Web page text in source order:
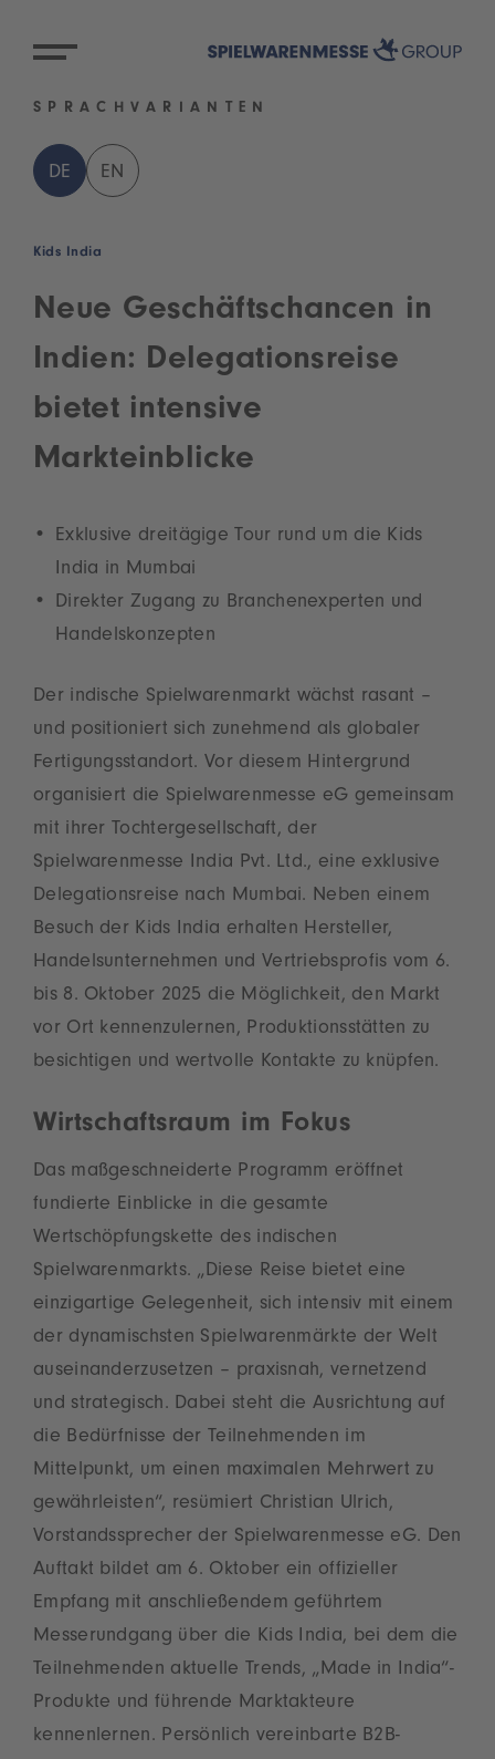
SPRACHVARIANTEN
DE EN
Kids India
Neue Geschäftschancen in
Indien: Delegationsreise
bietet intensive
Markteinblicke
Exklusive dreitägige Tour rund um die Kids
India in Mumbai
Direkter Zugang zu Branchenexperten und
Handelskonzepten
Der indische Spielwarenmarkt wächst rasant –
und positioniert sich zunehmend als globaler
Fertigungsstandort. Vor diesem Hintergrund
organisiert die Spielwarenmesse eG gemeinsam
mit ihrer Tochtergesellschaft, der
Spielwarenmesse India Pvt. Ltd., eine exklusive
Delegationsreise nach Mumbai. Neben einem
Besuch der Kids India erhalten Hersteller,
Handelsunternehmen und Vertriebsprofis vom 6.
bis 8. Oktober 2025 die Möglichkeit, den Markt
vor Ort kennenzulernen, Produktionsstätten zu
besichtigen und wertvolle Kontakte zu knüpfen.
Wirtschaftsraum im Fokus
Das maßgeschneiderte Programm eröffnet
fundierte Einblicke in die gesamte
Wertschöpfungskette des indischen
Spielwarenmarkts. „Diese Reise bietet eine
einzigartige Gelegenheit, sich intensiv mit einem
der dynamischsten Spielwarenmärkte der Welt
auseinanderzusetzen – praxisnah, vernetzend
und strategisch. Dabei steht die Ausrichtung auf
die Bedürfnisse der Teilnehmenden im
Mittelpunkt, um einen maximalen Mehrwert zu
gewährleisten“, resümiert Christian Ulrich,
Vorstandssprecher der Spielwarenmesse eG. Den
Auftakt bildet am 6. Oktober ein offizieller
Empfang mit anschließendem geführtem
Messerundgang über die Kids India, bei dem die
Teilnehmenden aktuelle Trends, „Made in India“-
Produkte und führende Marktakteure
kennenlernen. Persönlich vereinbarte B2B-